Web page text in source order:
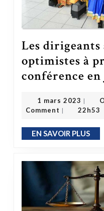
Les
optimistes à
conférence
1 mars 2023 |
Comment | 22h53
EN SAVOIR PLUSEN SAVOIR PLUS